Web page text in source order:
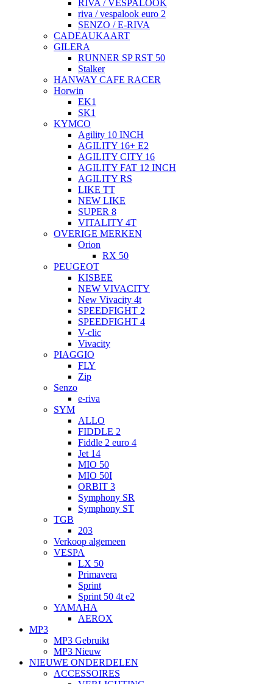
RIVA / VESPALOOK
riva / vespalook euro 2
SENZO / E-RIVA
CADEAUKAART
GILERA
RUNNER SP RST 50
Stalker
HANWAY CAFE RACER
Horwin
EK1
SK1
KYMCO
Agility 10 INCH
AGILITY 16+ E2
AGILITY CITY 16
AGILITY FAT 12 INCH
AGILITY RS
LIKE TT
NEW LIKE
SUPER 8
VITALITY 4T
OVERIGE MERKEN
Orion
RX 50
PEUGEOT
KISBEE
NEW VIVACITY
New Vivacity 4t
SPEEDFIGHT 2
SPEEDFIGHT 4
V-clic
Vivacity
PIAGGIO
FLY
Zip
Senzo
e-riva
SYM
ALLO
FIDDLE 2
Fiddle 2 euro 4
Jet 14
MIO 50
MIO 50I
ORBIT 3
Symphony SR
Symphony ST
TGB
203
Verkoop algemeen
VESPA
LX 50
Primavera
Sprint
Sprint 50 4t e2
YAMAHA
AEROX
MP3
MP3 Gebruikt
MP3 Nieuw
NIEUWE ONDERDELEN
ACCESSOIRES